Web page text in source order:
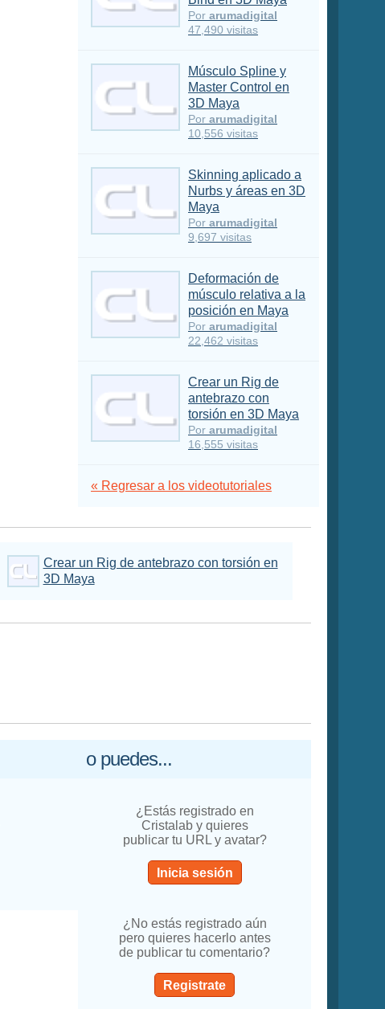
Por arumadigital
47,490 visitas
Músculo Spline y
Master Control en
3D Maya
Por arumadigital
10,556 visitas
Skinning aplicado a
Nurbs y áreas en 3D
Maya
Por arumadigital
9,697 visitas
Deformación de
músculo relativa a la
posición en Maya
Por arumadigital
22,462 visitas
Crear un Rig de
antebrazo con
torsión en 3D Maya
Por arumadigital
16,555 visitas
« Regresar a los videotutoriales
Crear un Rig de antebrazo con torsión en
3D Maya
o puedes...
¿Estás registrado en
Cristalab y quieres
publicar tu URL y avatar?
Inicia sesión
¿No estás registrado aún
pero quieres hacerlo antes
de publicar tu comentario?
Registrate